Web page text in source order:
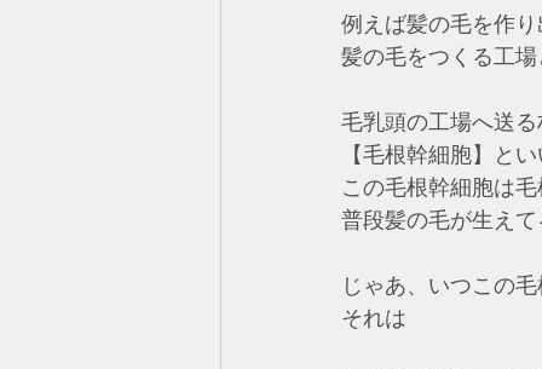
例えば髪の毛を作
髪の毛をつくる工
毛乳頭の工場へ送
【毛根幹細胞】と
この毛根幹細胞は
普段髪の毛が生え
じゃあ、いつこの
それは